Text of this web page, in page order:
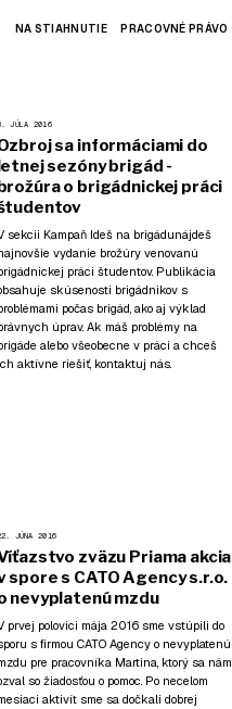
NA STIAHNUTIE PRACOVNÉ PRÁVO
JÚLA 2016
sa informáciami do
sezóny brigád -
o brigádnickej práci
sekcii Kampaň Ideš na brigádunájdeš
vydanie brožúry venovanú
práci študentov. Publikácia
skúsenosti brigádnikov s
počas brigád, ako aj výklad
úprav. Ak máš problémy na
alebo všeobecne v práci a chceš
aktívne riešiť, kontaktuj nás.
JÚNA 2016
zväzu Priama akcia
spore s CATO Agency s.r.o.
nevyplatenú mzdu
prvej polovici mája 2016 sme vstúpili do
s firmou CATO Agency o nevyplatenú
pre pracovníka Martina, ktorý sa nám
so žiadosťou o pomoc. Po necelom
aktivít sme sa dočkali dobrej